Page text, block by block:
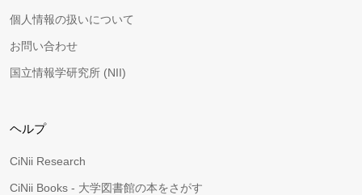
個人情報の扱いについて
お問い合わせ
国立情報学研究所 (NII)
ヘルプ
CiNii Research
CiNii Books - 大学図書館の本をさがす